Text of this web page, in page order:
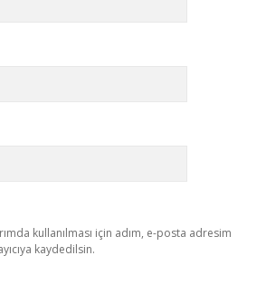
kullanılması için adım, e-posta adresim
kaydedilsin.